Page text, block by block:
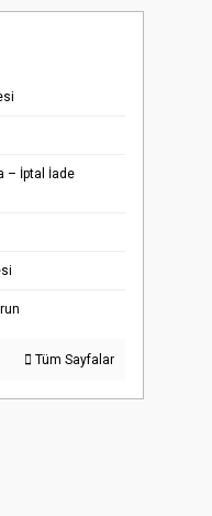
– İptal İade
Tüm Sayfalar